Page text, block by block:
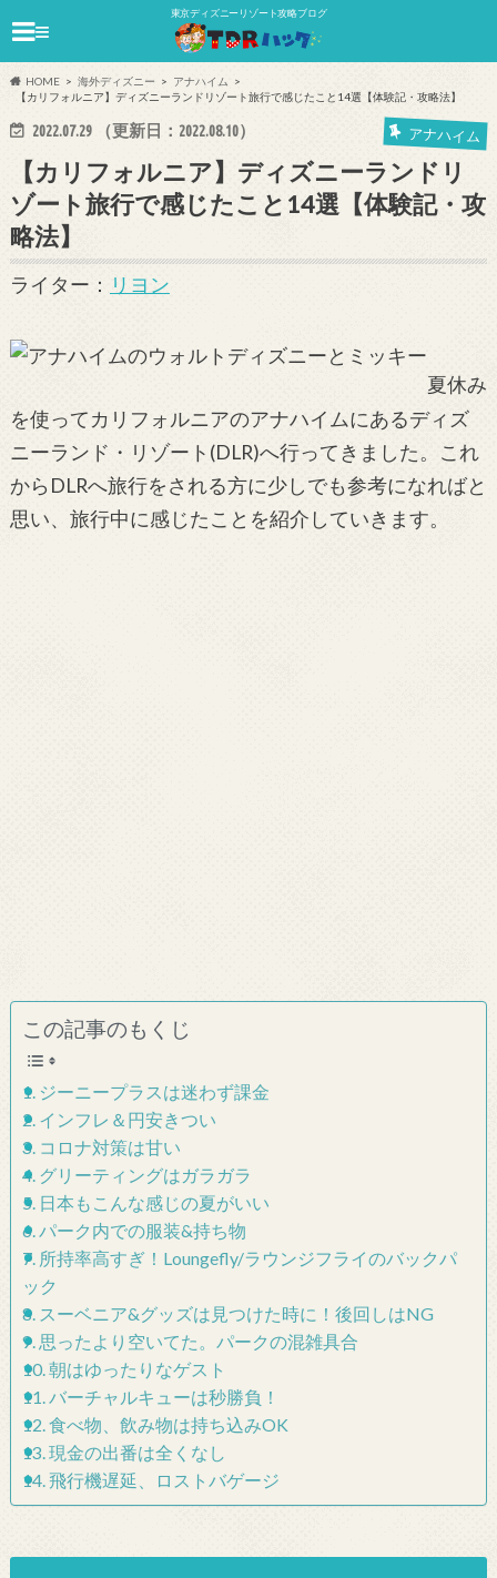
東京ディズニーリゾート攻略ブログ
≡
HOME 海外ディズニー
アナハイム
【カリフォルニア】ディズニーランドリゾート旅行で感じたこと14選【体験記・攻略法】
2022.07.29（更新日： 2022.08.10） アナハイム
【カリフォルニア】ディズニーランドリ
ゾート旅行で感じたこと14選【体験記・攻
略法】
ライター： リヨン
夏休み
を使ってカリフォルニアのアナハイムにあるディズ
ニーランド・リゾート(DLR)へ行ってきました。これ
からDLRへ旅行をされる方に少しでも参考になればと
思い、旅行中に感じたことを紹介していきます。
この記事のもくじ
1. ジーニープラスは迷わず課金
2. インフレ＆円安きつい
3. コロナ対策は甘い
4. グリーティングはガラガラ
5. 日本もこんな感じの夏がいい
6. パーク内での服装&持ち物
7. 所持率高すぎ！Loungefly/ラウンジフライのバックパ
ック
8. スーベニア&グッズは見つけた時に！後回しはNG
9. 思ったより空いてた。パークの混雑具合
10. 朝はゆったりなゲスト
11. バーチャルキューは秒勝負！
12. 食べ物、飲み物は持ち込みOK
13. 現金の出番は全くなし
14. 飛行機遅延、ロストバゲージ